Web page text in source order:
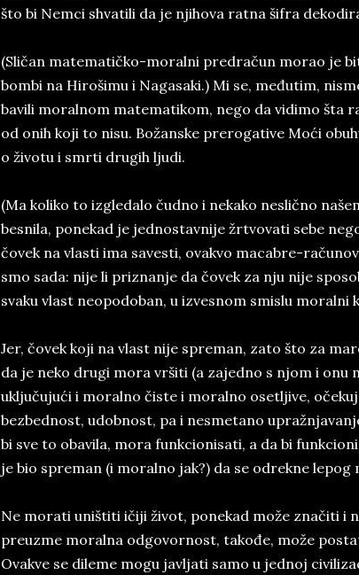
što bi Nemci shvatili da je njihova ratna šifra
(Sličan matematičko-moralni predračun morao je
bombi na Hirošimu i Nagasaki.) Mi se, međutim,
bavili moralnom matematikom, nego da vidimo šta
od onih koji to nisu. Božanske prerogative Moći
o životu i smrti drugih ljudi.
(Ma koliko to izgledalo čudno i nekako neslično
besnila, ponekad je jednostavnije žrtvovati sebe
čovek na vlasti ima savesti, ovakvo macabre-
smo sada: nije li priznanje da čovek za nju nije
svaku vlast neopodoban, u izvesnom smislu moralni
Jer, čovek koji na vlast nije spreman, zato što za
da je neko drugi mora vršiti (a zajedno s njom i onu
uključujući i moralno čiste i moralno osetljive,
bezbednost, udobnost, pa i nesmetano
bi sve to obavila, mora funkcionisati, a da bi
je bio spreman (i moralno jak?) da se odrekne lepog
Ne morati uništiti ičiji život, ponekad može značiti i
preuzme moralna odgovornost, takođe, može
Ovakve se dileme mogu javljati samo u jednoj